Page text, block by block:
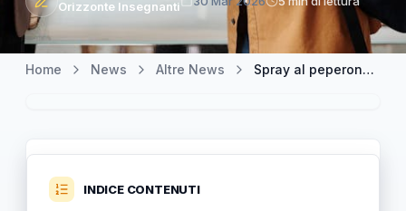
Orizzonte Insegnanti
Home News Altre News Spray al peperoncino in un liceo a Milano: evacuati circa cento studenti — guida rapida per docenti e ATA
INDICE CONTENUTI